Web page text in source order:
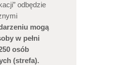
odbędzie
mogą
w pełni
osób
(strefa).